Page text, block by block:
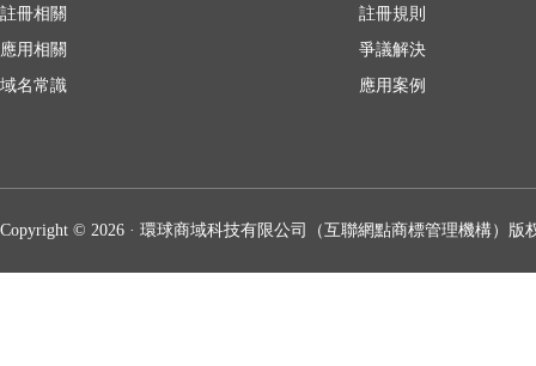
註冊相關
應用相關
域名常識
註冊規則
爭議解決
應用案例
Copyright © 2026 · 環球商域科技有限公司（互聯網點商標管理機構）版